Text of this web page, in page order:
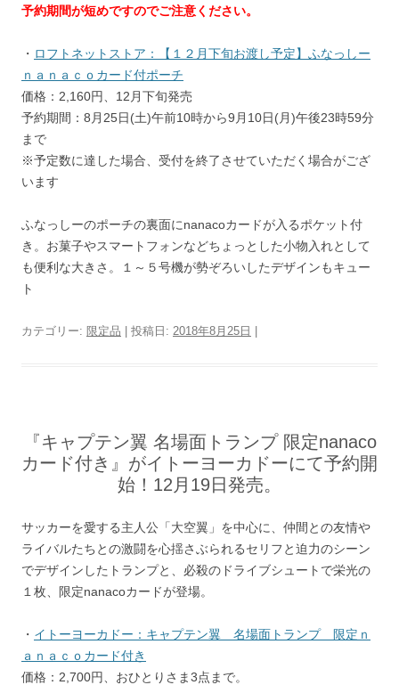
予約期間が短めですのでご注意ください。
・ ロフトネットストア：【１２月下旬お渡し予定】ふなっしー
ｎａｎａｃｏカード付ポーチ
価格：2,160円、12月下旬発売
予約期間：8月25日(土)午前10時から9月10日(月)午後23時59分
まで
※予定数に達した場合、受付を終了させていただく場合がござ
います
ふなっしーのポーチの裏面にnanacoカードが入るポケット付
き。お菓子やスマートフォンなどちょっとした小物入れとして
も便利な大きさ。１～５号機が勢ぞろいしたデザインもキュー
ト
カテゴリー: 限定品 | 投稿日: 2018年8月25日
『キャプテン翼 名場面トランプ 限定nanaco
カード付き』がイトーヨーカドーにて予約開
始！12月19日発売。
サッカーを愛する主人公「大空翼」を中心に、仲間との友情や
ライバルたちとの激闘を心揺さぶられるセリフと迫力のシーン
でデザインしたトランプと、必殺のドライブシュートで栄光の
１枚、限定nanacoカードが登場。
・ イトーヨーカドー：キャプテン翼 名場面トランプ 限定ｎ
ａｎａｃｏカード付き
価格：2,700円、おひとりさま3点まで。